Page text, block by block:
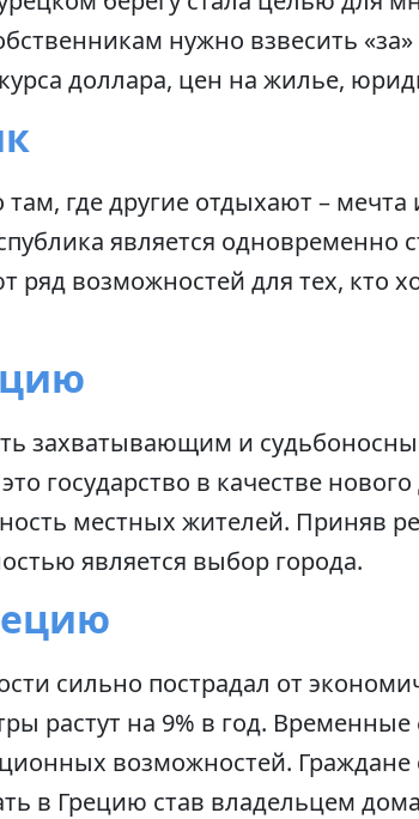
нужно взвесить «за»
доллара, цен на жилье,
где другие отдыхают –
является одновременно
ряд возможностей для тех, кто
захватывающим и
государство в качестве
местных жителей. Приняв
является выбор города.
сильно пострадал от
растут на 9% в год.
возможностей.
в Грецию став владельцем